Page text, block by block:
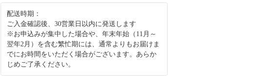
配送時期：
ご入金確認後、30営業日以内に発送します
※お申込みが集中した場合や、年末年始（11月～
翌年2月）を含む繁忙期には、通常よりもお届けま
でにお時間をいただく場合がございます。あらか
じめご了承ください。